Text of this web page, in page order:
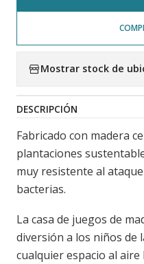
Mostrar stock de
DESCRIPCIÓN
Fabricado con madera
plantaciones
muy resistente al
bacterias.
La casa de juegos de
diversión a los niños de
cualquier espacio al